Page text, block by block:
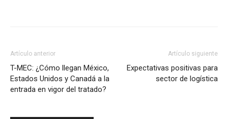
Artículo anterior
T-MEC: ¿Cómo llegan México,
Estados Unidos y Canadá a la
entrada en vigor del tratado?
Artículo siguiente
Expectativas positivas para
sector de logística